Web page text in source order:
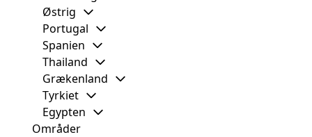
Østrig
Portugal
Spanien
Thailand
Grækenland
Tyrkiet
Egypten
Områder